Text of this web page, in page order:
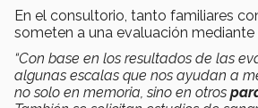
En el consultorio, tanto familiares
someten a una evaluación mediante
“Con base en los resultados de las
algunas escalas que nos ayudan a
no solo en memoria, sino en otros